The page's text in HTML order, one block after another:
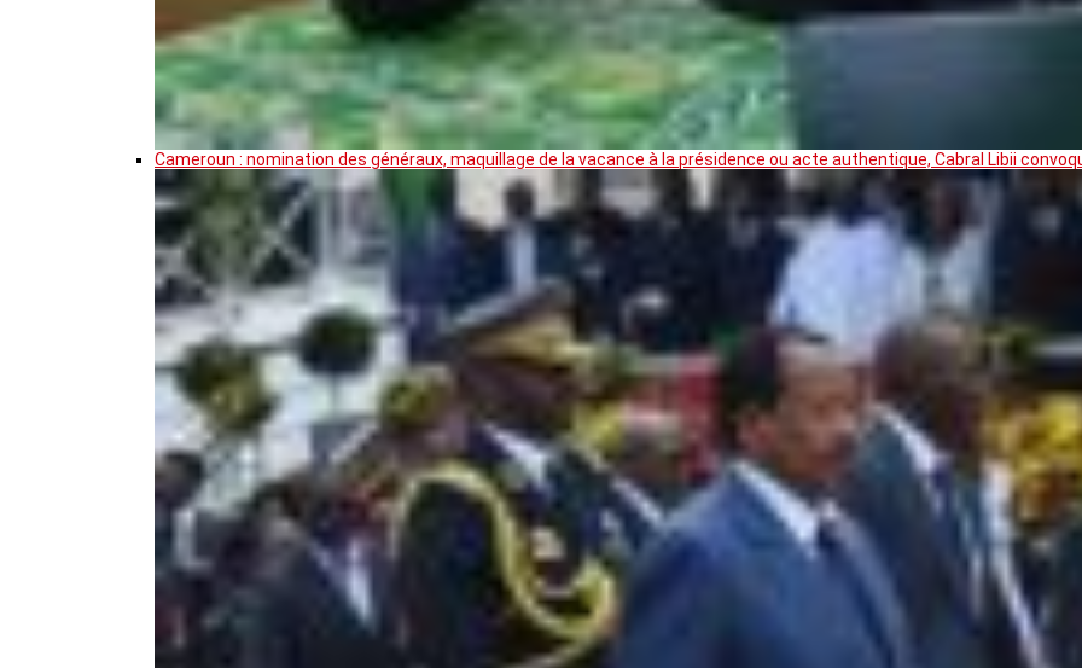
Cameroun : nomination des généraux, maquillage de la vacance à la présidence ou acte authentique, Cabral Libii